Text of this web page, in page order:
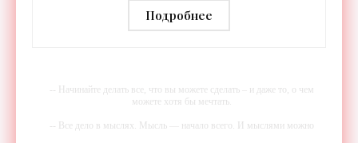
тренировки - «Гаджеты»
Подробнее
-- Начинайте делать все, что вы можете сделать – и даже то, о чем
можете хотя бы мечтать.
-- Все дело в мыслях. Мысль — начало всего. И мыслями можно